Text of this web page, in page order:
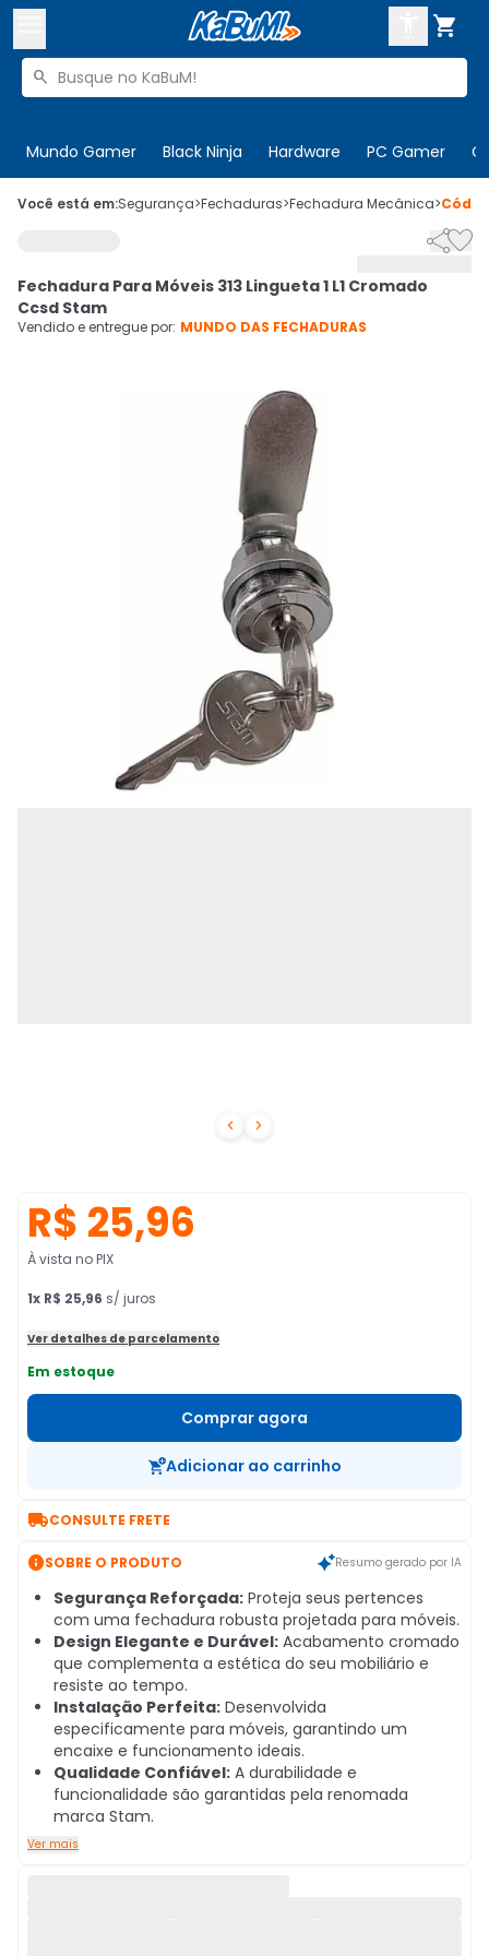

Buscar produtos

Mundo Gamer Black Ninja Hardware PC Gamer
 Olá. Acesse sua conta
Cupons
CADASTRE-SE
Você está em:Segurança>Fechaduras>Fechadura Mecânica>
 

Fechadura Para Móveis 313 Lingueta 1 L1 Cromado
Ccsd Stam
Vendido e entregue por: MUNDO DAS FECHADURAS
R$ 25,96
À vista no PIX
1x R$ 25,96 s/ juros
Ver detalhes de parcelamento
Em estoque
Comprar agora
Adicionar ao carrinho
CONSULTE FRETE
SOBRE O PRODUTO Resumo gerado por IA
Segurança Reforçada: Proteja seus pertences
com uma fechadura robusta projetada para móveis.
Design Elegante e Durável: Acabamento cromado
que complementa a estética do seu mobiliário e
resiste ao tempo.
Instalação Perfeita: Desenvolvida
especificamente para móveis, garantindo um
encaixe e funcionamento ideais.
Qualidade Confiável: A durabilidade e
funcionalidade são garantidas pela renomada
marca Stam.
Ver mais